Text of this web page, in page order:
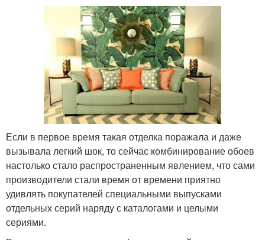
Если в первое время такая отделка поражала и даже
вызывала легкий шок, то сейчас комбинирование обоев
настолько стало распространенным явлением, что сами
производители стали время от времени приятно
удивлять покупателей специальными выпусками
отдельных серий наряду с каталогами и целыми
сериями.